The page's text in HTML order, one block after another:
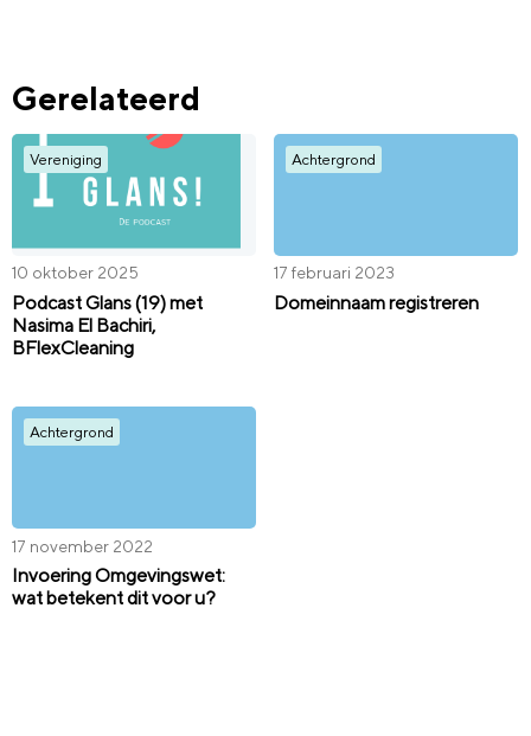
Gerelateerd
Vereniging
10 oktober 2025
Podcast Glans (19) met
Nasima El Bachiri,
BFlexCleaning
Achtergrond
17 februari 2023
Domeinnaam registreren
Achtergrond
17 november 2022
Invoering Omgevingswet:
wat betekent dit voor u?